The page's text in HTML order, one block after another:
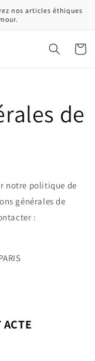
nos articles éthiques
Panier
de
notre politique de
générales de
: